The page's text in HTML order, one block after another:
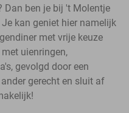
Dan ben je bij 't Molentje
kan geniet hier namelijk
met vrije keuze
uienringen,
gevolgd door een
gerecht en sluit af